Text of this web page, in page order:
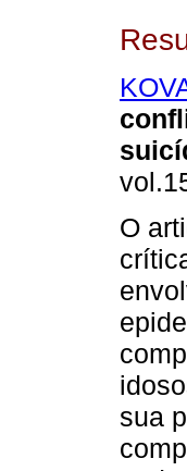
O
sua